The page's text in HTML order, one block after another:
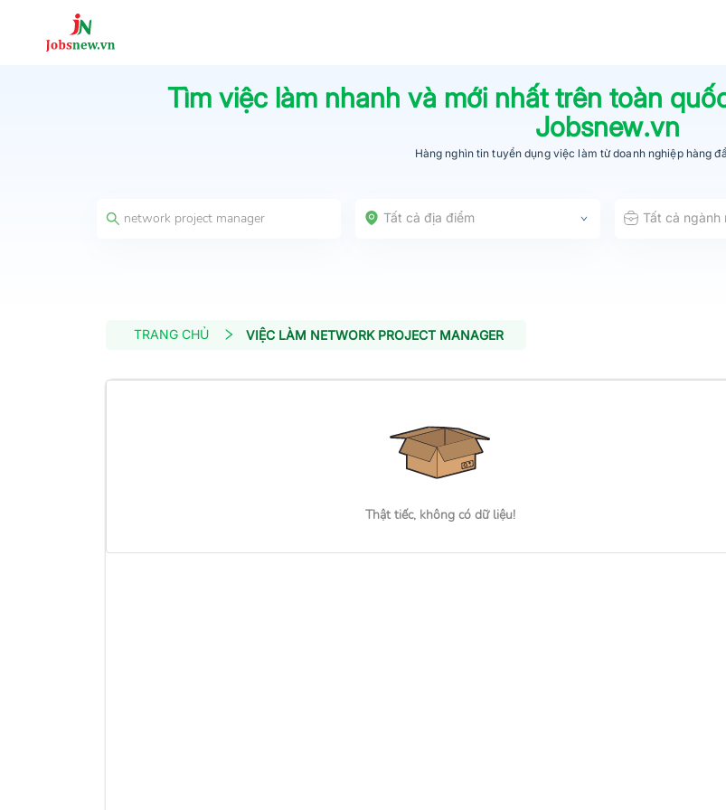
Tìm việc làm nhanh và mới nhất trên toàn
Jobsnew.vn
Hàng nghìn tin tuyển dụng việc làm từdoanh nghiệp hàng
Tất cả địa điểm Tất cả ngành
TRANG CHỦ VIỆC LÀM NETWORK PROJECT MANAGER
Thật tiếc, không có dữ liệu!